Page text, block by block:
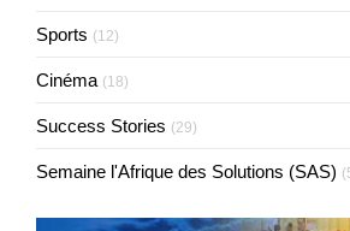
Sports (12)
Cinéma (18)
Success Stories (29)
Semaine l'Afrique des Solutions (SAS)